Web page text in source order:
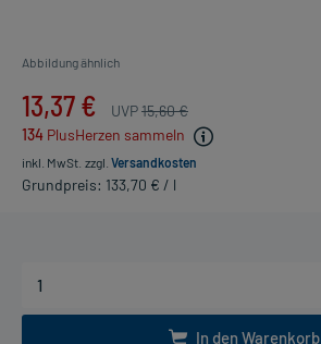
Abbildung ähnlich
13,37 € UVP15,60 €
134 PlusHerzen sammeln
inkl. MwSt. zzgl. Versandkosten
Grundpreis: 133,70 € / l
In den Warenkorb